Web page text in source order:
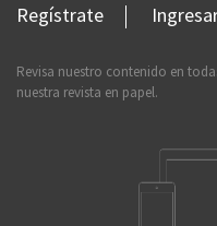
Regístrate
Revisa nuestro contenido en
nuestra revista en papel.